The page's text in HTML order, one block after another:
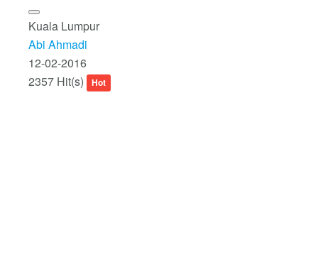
Kuala Lumpur
Abi Ahmadi
12-02-2016
2357 Hit(s)
Hot